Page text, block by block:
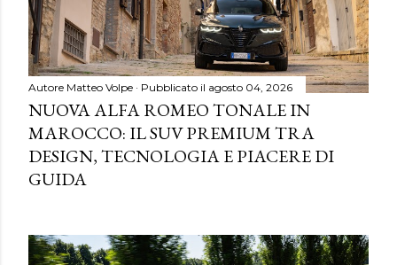
Autore Matteo Volpe Pubblicato il agosto 04, 2026
NUOVA ALFA ROMEO TONALE IN
MAROCCO: IL SUV PREMIUM TRA
DESIGN, TECNOLOGIA E PIACERE DI
GUIDA